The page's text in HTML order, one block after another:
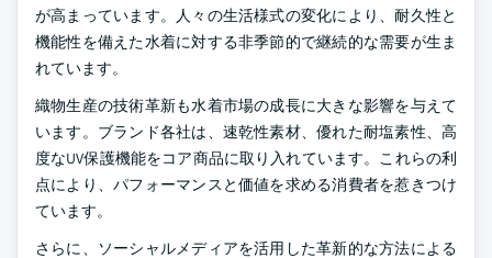
が高まっています。人々の生活様式の変化により、耐久性と
機能性を備えた水着に対する非季節的で継続的な需要が生ま
れています。
織物生産の技術革新も水着市場の成長に大きな影響を与えて
います。ブランド各社は、速乾性素材、優れた耐塩素性、高
度なUV保護機能をコア商品に取り入れています。これらの利
点により、パフォーマンスと価値を求める消費者を惹きつけ
ています。
さらに、ソーシャルメディアを活用した革新的な方法による